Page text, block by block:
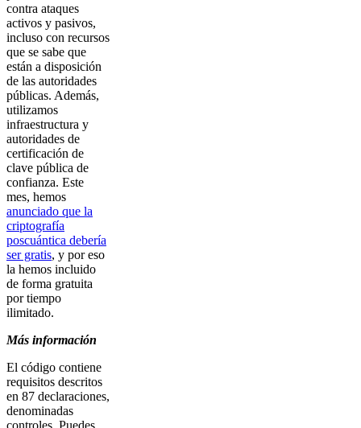
contra ataques
activos y pasivos,
incluso con recursos
que se sabe que
están a disposición
de las autoridades
públicas. Además,
utilizamos
infraestructura y
autoridades de
certificación de
clave pública de
confianza. Este
mes, hemos
anunciado que la
criptografía
poscuántica debería
ser gratis, y por eso
la hemos incluido
de forma gratuita
por tiempo
ilimitado.
Más información
El código contiene
requisitos descritos
en 87 declaraciones,
denominadas
controles. Puedes